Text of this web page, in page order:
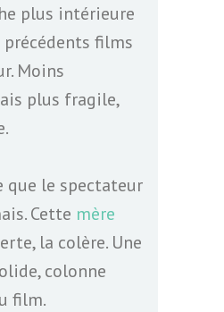
plus intérieure
précédents films
Moins
plus fragile,
que le spectateur
Cette mère
la colère. Une
colonne
film.